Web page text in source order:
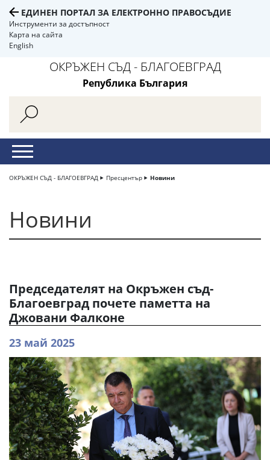
ЕДИНЕН ПОРТАЛ ЗА ЕЛЕКТРОННО ПРАВОСЪДИЕ
Инструменти за достъпност
Карта на сайта
English
ОКРЪЖЕН СЪД - БЛАГОЕВГРАД
Република България
ОКРЪЖЕН СЪД - БЛАГОЕВГРАД Пресцентър Новини
Новини
Председателят на Окръжен съд-
Благоевград почете паметта на
Джовани Фалконе
23 май 2025